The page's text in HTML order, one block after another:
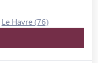
Le Havre (76)